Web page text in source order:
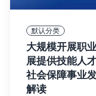
默认分类
大规模开展职
展提供技能人
社会保障事业
解读